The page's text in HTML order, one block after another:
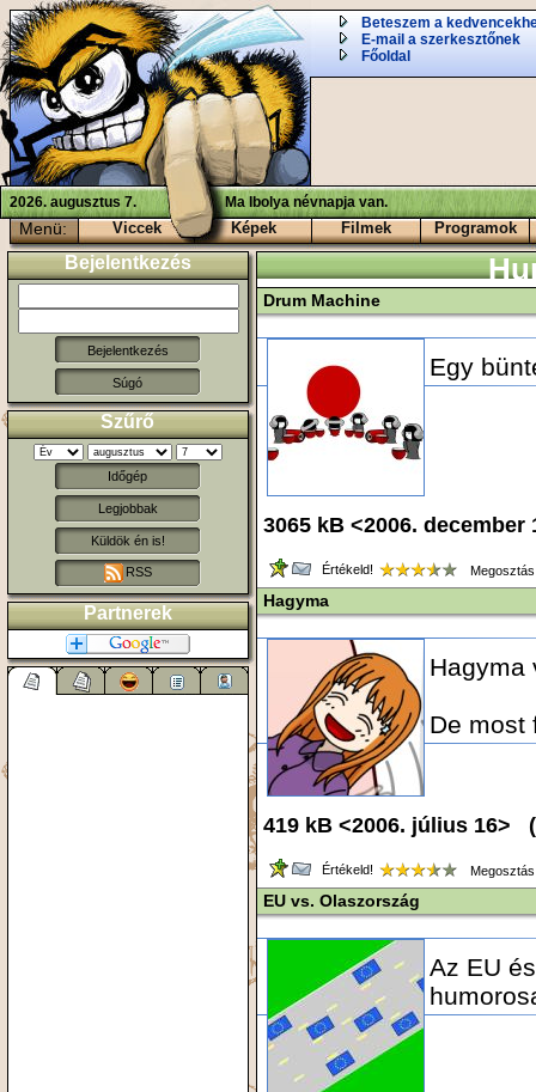
Beteszem a
E-mail a szerkesztőnek
Főoldal
2026. augusztus 7. Ma Ibolya névnapja van.
Menü: Viccek Képek Filmek Programok
Bejelentkezés
Súgó
Szűrő
Időgép
Legjobbak
Küldök én is!
RSS
Partnerek
Drum Machine
Egy
3065 kB <2006.
Értékeld!
Hagyma
Hagyma
De most
419 kB <2006. július 16> (
Értékeld!
EU vs. Olaszország
Az EU